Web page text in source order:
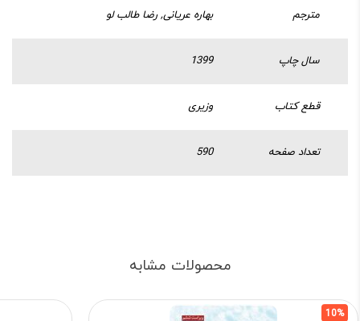
مترجم بهاره عریانی, رضا طالب لو
سال چاپ 1399
قطع کتاب وزیری
تعداد صفحه 590
محصولات مشابه
10%